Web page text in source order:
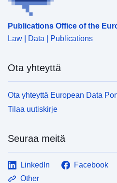
Publications Office of the
Law | Data | Publications
Ota yhteyttä
Ota yhteyttä European Data
Tilaa uutiskirje
Seuraa meitä
LinkedIn Facebook
Other